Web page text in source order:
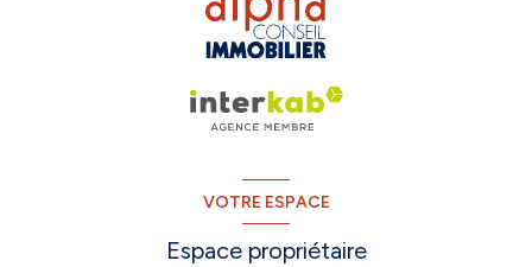
VOTRE ESPACE
Espace propriétaire